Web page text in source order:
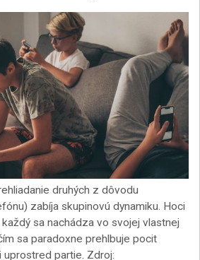
druhých z dôvodu
zabíja skupinovú dynamiku. Hoci
sa nachádza vo svojej vlastnej
sa paradoxne prehlbuje pocit
partie. Zdroj: